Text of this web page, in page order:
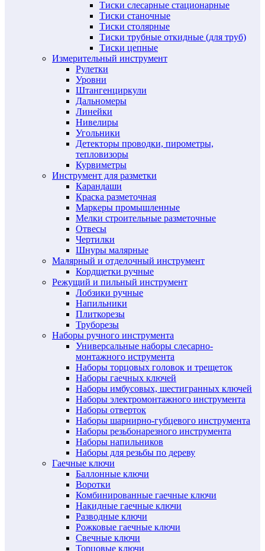
Тиски слесарные стационарные
Тиски станочные
Тиски столярные
Тиски трубные откидные (для труб)
Тиски цепные
Измерительный инструмент
Рулетки
Уровни
Штангенциркули
Дальномеры
Линейки
Нивелиры
Угольники
Детекторы проводки, пирометры,
тепловизоры
Курвиметры
Инструмент для разметки
Карандаши
Краска разметочная
Маркеры промышленные
Мелки строительные разметочные
Отвесы
Чертилки
Шнуры малярные
Малярный и отделочный инструмент
Кордщетки ручные
Режущий и пильный инструмент
Лобзики ручные
Напильники
Плиткорезы
Труборезы
Наборы ручного инструмента
Универсальные наборы слесарно-
монтажного иструмента
Наборы торцовых головок и трещеток
Наборы гаечных ключей
Наборы имбусовых, шестигранных ключей
Наборы электромонтажного инструмента
Наборы отверток
Наборы шарнирно-губцевого инструмента
Наборы резьбонарезного инструмента
Наборы напильников
Наборы для резьбы по дереву
Гаечные ключи
Баллонные ключи
Воротки
Комбинированные гаечные ключи
Накидные гаечные ключи
Разводные ключи
Рожковые гаечные ключи
Свечные ключи
Торцовые ключи